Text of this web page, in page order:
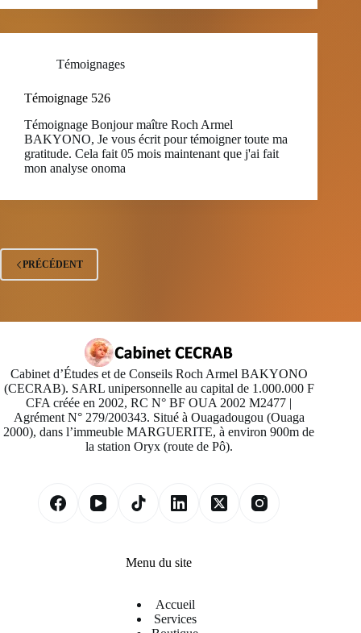
Témoignages
Témoignage 526
Témoignage Bonjour maître Roch Armel
BAKYONO, Je vous écrit pour témoigner toute ma
gratitude. Cela fait 05 mois maintenant que j'ai fait
mon analyse onoma
PRÉCÉDENT
Cabinet d’Études et de Conseils Roch Armel BAKYONO
(CECRAB). SARL unipersonnelle au capital de 1.000.000 F
CFA créée en 2002, RC N° BF OUA 2002 M2477 |
Agrément N° 279/200343. Situé à Ouagadougou (Ouaga
2000), dans l’immeuble MARGUERITE, à environ 900m de
la station Oryx (route de Pô).
Menu du site
Accueil
Services